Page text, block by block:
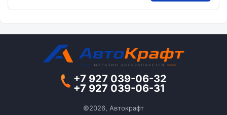
+7 927 039-06-32
+7 927 039-06-31
©2026, Автокрафт